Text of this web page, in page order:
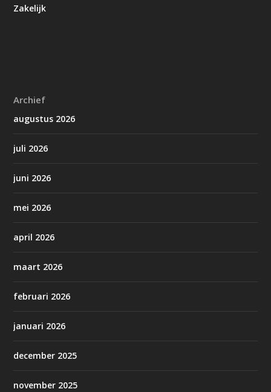
Zakelijk
Archief
augustus 2026
juli 2026
juni 2026
mei 2026
april 2026
maart 2026
februari 2026
januari 2026
december 2025
november 2025